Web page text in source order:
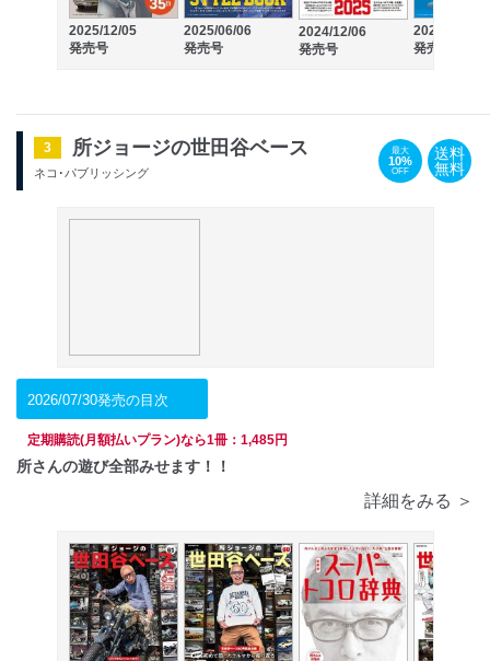
2025/12/05
発売号
2025/06/06
発売号
2024/12/06
発売号
2024/06/06
発売号
3 所ジョージの世田谷ベース
ネコ･パブリッシング
最大
10%
OFF
送料
無料
2026/07/30発売の目次
定期購読(月額払いプラン)なら1冊：1,485円
所さんの遊び全部みせます！！
詳細をみる ＞